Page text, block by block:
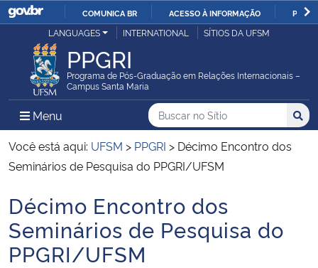
IR
O
COMUNICA BR ACESSO À INFORMAÇÃO
Ministério da Justiça e Segurança Pública
Ministério da Defesa
Ministério das Relações Exteriores
Ministério da Infraestrutura
Ministério da Agricultura, Pecuária e Abastecimento
LANGUAGES INTERNATIONAL SÍTIOS DA UFSM
PPGRI
Programa de Pós-Graduação em Relações Internacionais –
Campus Santa Maria
Menu Menu Principal do Sítio
Busca
Buscar no no Sítio
Busca:
Você está aqui: UFSM > PPGRI > Décimo Encontro dos
Seminários de Pesquisa do PPGRI/UFSM
Início do conteúdo
Décimo Encontro dos
Seminários de Pesquisa do
PPGRI/UFSM